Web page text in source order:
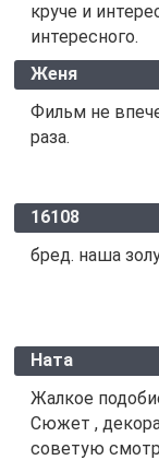
круче и
интересного.
Женя
Фильм не
раза.
16108
бред. наша
Ната
Жалкое
Сюжет ,
советую